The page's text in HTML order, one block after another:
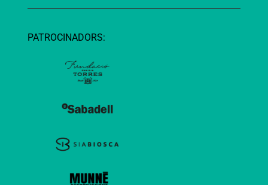
PATROCINADORS: